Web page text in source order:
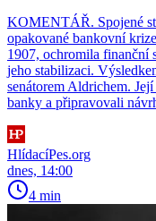
KOMENTÁŘ. Spojené
opakované bankovní
1907, ochromila finanční
jeho stabilizaci.
senátorem Aldrichem.
banky a připravovali
HlídacíPes.org
dnes, 14:00
4 min